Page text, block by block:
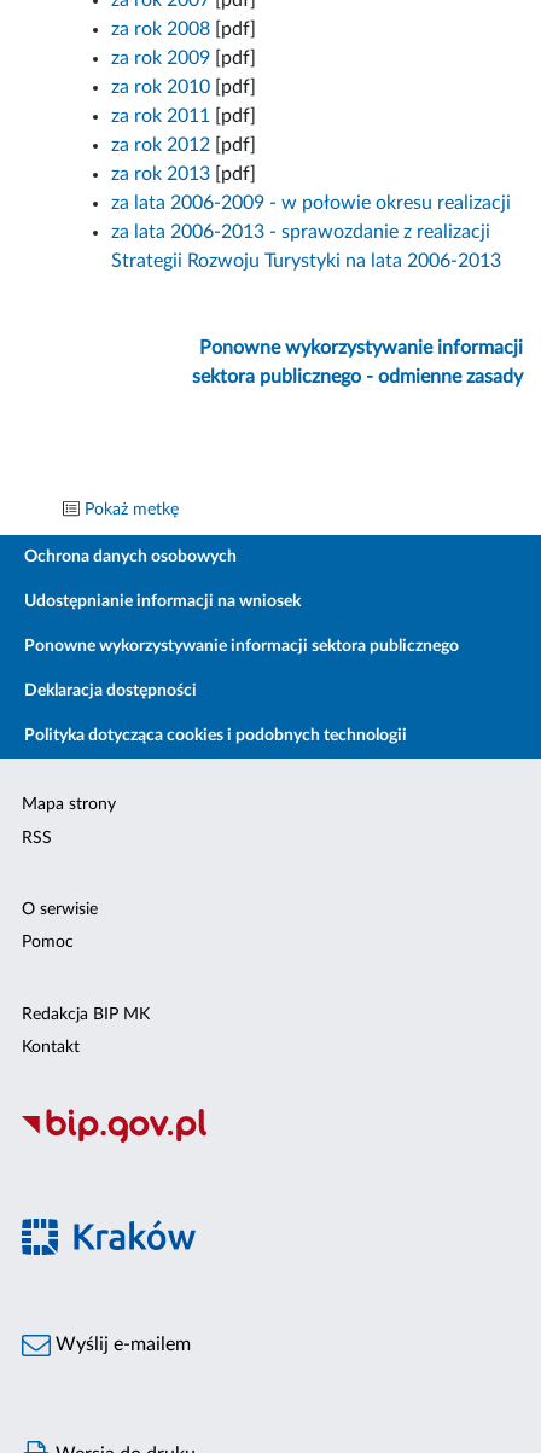
za rok 2008 [pdf]
za rok 2009 [pdf]
za rok 2010 [pdf]
za rok 2011 [pdf]
za rok 2012 [pdf]
za rok 2013 [pdf]
za lata 2006-2009 - w połowie okresu realizacji
za lata 2006-2013 - sprawozdanie z realizacji
Strategii Rozwoju Turystyki na lata 2006-2013
Ponowne wykorzystywanie informacji
sektora publicznego - odmienne zasady
Pokaż metkę
Ochrona danych osobowych
Udostępnianie informacji na wniosek
Ponowne wykorzystywanie informacji sektora publicznego
Deklaracja dostępności
Polityka dotycząca cookies i podobnych technologii
Mapa strony
RSS
O serwisie
Pomoc
Redakcja BIP MK
Kontakt
Wyślij e-mailem